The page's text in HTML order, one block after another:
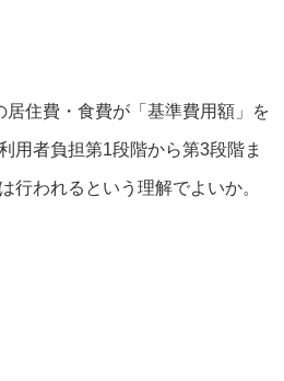
居住費・食費が「基準費用額」を
用者負担第1段階から第3段階ま
行われるという理解でよいか。